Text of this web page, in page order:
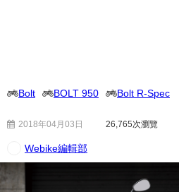
Bolt BOLT 950 Bolt R-Spec
2018年04月03日 26,765次瀏覽
Webike編輯部